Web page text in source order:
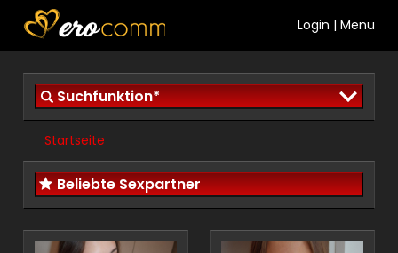
Login | Menu
Suchfunktion*
Startseite
Beliebte Sexpartner